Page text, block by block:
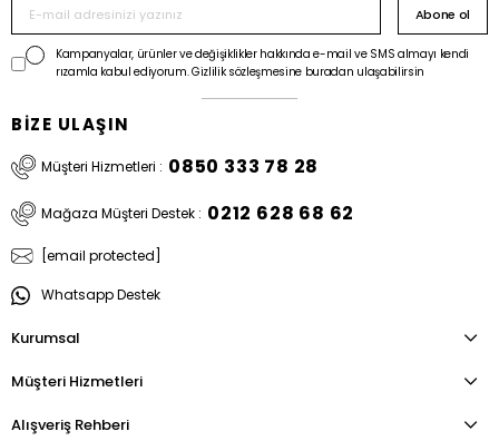
Abone ol
Kampanyalar, ürünler ve değişiklikler hakkında e-mail ve SMS almayı kendi
rızamla kabul ediyorum. Gizlilik sözleşmesine buradan ulaşabilirsin
BİZE ULAŞIN
Müşteri Hizmetleri : 0850 333 78 28
Mağaza Müşteri Destek : 0212 628 68 62
[email protected]
Whatsapp Destek
Kurumsal
Müşteri Hizmetleri
Alışveriş Rehberi